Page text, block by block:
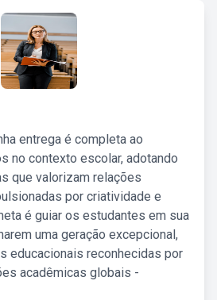
entrega é completa ao
no contexto escolar, adotando
que valorizam relações
por criatividade e
é guiar os estudantes em sua
uma geração excepcional,
educacionais reconhecidas por
acadêmicas globais -